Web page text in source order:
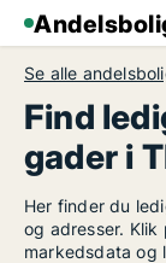
Se alle
Find
gader i
Her finder du
og adresser. Klik
markedsdata og